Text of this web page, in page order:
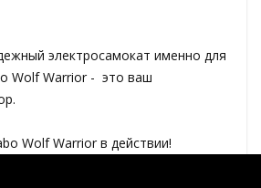
электросамокат именно для
Wolf Warrior - это ваш
Wolf Warrior в действии!